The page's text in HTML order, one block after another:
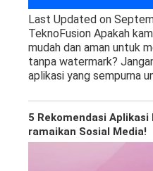
Last Updated on
TeknoFusion Apakah
mudah dan aman untuk
tanpa watermark?
aplikasi yang sempurna
5 Rekomendasi
ramaikan Sosial Media!